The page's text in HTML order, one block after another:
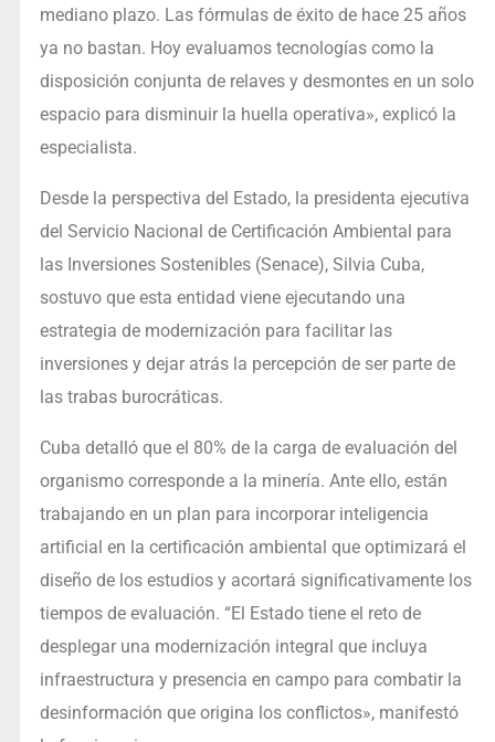
mediano plazo. Las fórmulas de éxito de hace 25 años
ya no bastan. Hoy evaluamos tecnologías como la
disposición conjunta de relaves y desmontes en un solo
espacio para disminuir la huella operativa», explicó la
especialista.
Desde la perspectiva del Estado, la presidenta ejecutiva
del Servicio Nacional de Certificación Ambiental para
las Inversiones Sostenibles (Senace), Silvia Cuba,
sostuvo que esta entidad viene ejecutando una
estrategia de modernización para facilitar las
inversiones y dejar atrás la percepción de ser parte de
las trabas burocráticas.
Cuba detalló que el 80% de la carga de evaluación del
organismo corresponde a la minería. Ante ello, están
trabajando en un plan para incorporar inteligencia
artificial en la certificación ambiental que optimizará el
diseño de los estudios y acortará significativamente los
tiempos de evaluación. “El Estado tiene el reto de
desplegar una modernización integral que incluya
infraestructura y presencia en campo para combatir la
desinformación que origina los conflictos», manifestó